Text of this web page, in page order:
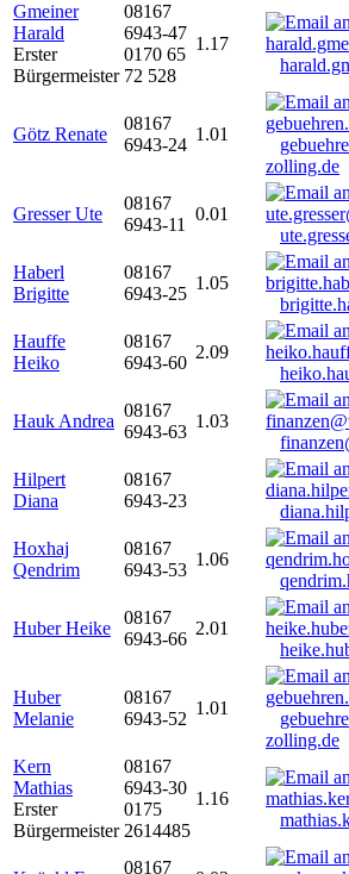
Gmeiner
Harald
Erster
Bürgermeister
08167
6943-47
0170 65
72 528
1.17
Götz Renate
08167
6943-24
1.01
zolling.de
Gresser Ute
08167
6943-11
0.01
Haberl
Brigitte
08167
6943-25
1.05
Hauffe
Heiko
08167
6943-60
2.09
Hauk Andrea
08167
6943-63
1.03
Hilpert
Diana
08167
6943-23
Hoxhaj
Qendrim
08167
6943-53
1.06
Huber Heike
08167
6943-66
2.01
Huber
Melanie
08167
6943-52
1.01
zolling.de
Kern
Mathias
Erster
Bürgermeister
08167
6943-30
0175
2614485
1.16
08167